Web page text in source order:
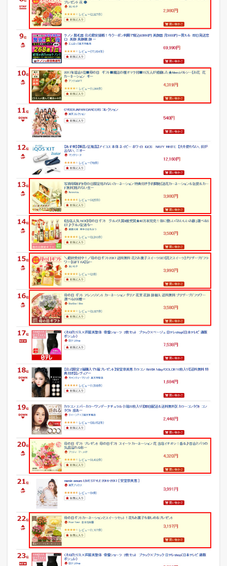
マ
)
売
れ
筋
ラ
ン
キ
ン
グ
5.6
Q
o
o
0
（
キ
ュ
ー
テ
ン
）
売
れ
筋
ラ
ン
キ
ン
グ
5.7
本
日
の
業
務
日
報
と
ひ
と
こ
と
メ
モ